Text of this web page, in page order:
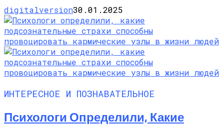
digitalversion30.01.2025
ИНТЕРЕСНОЕ И ПОЗНАВАТЕЛЬНОЕ
Психологи Определили, Какие